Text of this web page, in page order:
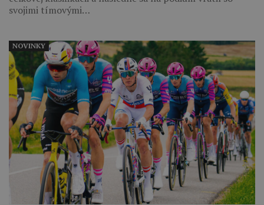
svojimi tímovými…
NOVINKY